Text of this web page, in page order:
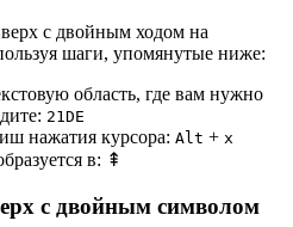
с двойным ходом на
шаги, упомянутые ниже:
область, где вам нужно
21DE
нажатия курсора: Alt + x
в: ⇞
с двойным символом